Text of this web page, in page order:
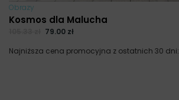
Obrazy
Kosmos dla Malucha
79.00 zł
Najniższa cena promocyjna z ostatnich 30 dni: